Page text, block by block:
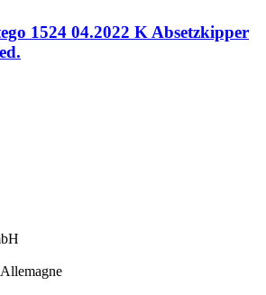
1524 04.2022 K Absetzkipper